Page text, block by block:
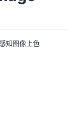
知图像上色